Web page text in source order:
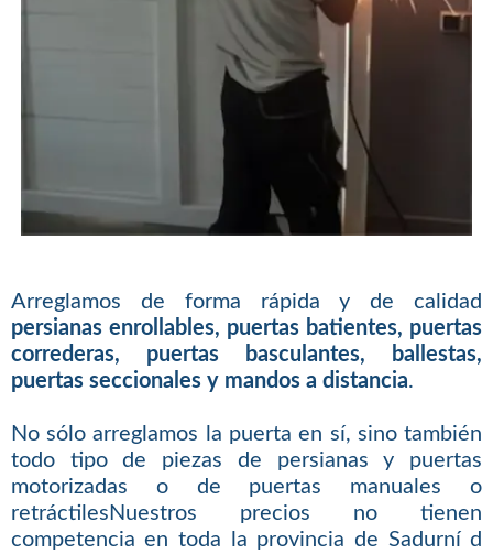
Arreglamos de forma rápida y de calidad
persianas enrollables, puertas batientes, puertas
correderas, puertas basculantes, ballestas,
puertas seccionales y mandos a distancia.
No sólo arreglamos la puerta en sí, sino también
todo tipo de piezas de persianas y puertas
motorizadas o de puertas manuales o
retráctilesNuestros precios no tienen
competencia en toda la provincia de Sadurní d